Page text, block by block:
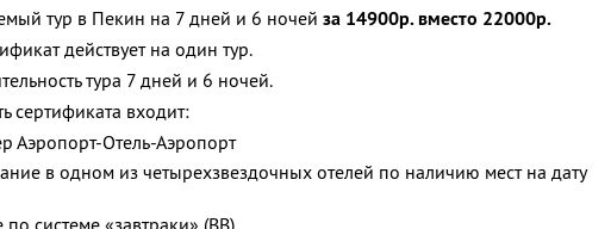
тур в Пекин на 7 дней и 6 ночей за 14900р. вместо 22000р.
действует на один тур.
тура 7 дней и 6 ночей.
сертификата входит:
Аэропорт-Отель-Аэропорт
в одном из четырехзвездочных отелей по наличию мест на дату
системе «завтраки» (BB)